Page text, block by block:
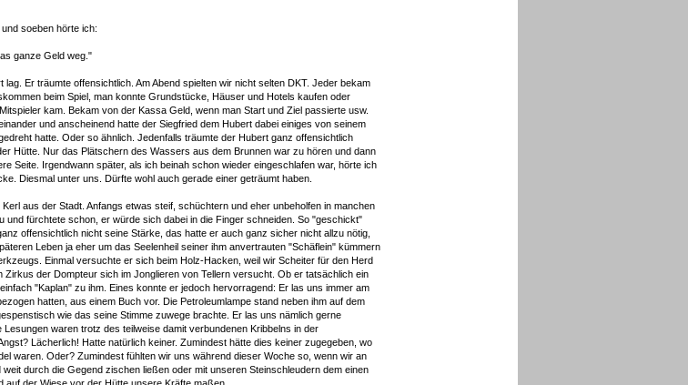
soeben hörte ich:
ganze Geld weg."
Er träumte offensichtlich. Am Abend spielten wir nicht selten DKT. Jeder bekam
beim Spiel, man konnte Grundstücke, Häuser und Hotels kaufen oder
kam. Bekam von der Kassa Geld, wenn man Start und Ziel passierte usw.
und anscheinend hatte der Siegfried dem Hubert dabei einiges von seinem
hatte. Oder so ähnlich. Jedenfalls träumte der Hubert ganz offensichtlich
Hütte. Nur das Plätschern des Wassers aus dem Brunnen war zu hören und dann
Seite. Irgendwann später, als ich beinah schon wieder eingeschlafen war, hörte ich
Diesmal unter uns. Dürfte wohl auch gerade einer geträumt haben.
aus der Stadt. Anfangs etwas steif, schüchtern und eher unbeholfen in manchen
und fürchtete schon, er würde sich dabei in die Finger schneiden. So "geschickt"
offensichtlich nicht seine Stärke, das hatte er auch ganz sicher nicht allzu nötig,
Leben ja eher um das Seelenheil seiner ihm anvertrauten "Schäflein" kümmern
Einmal versuchte er sich beim Holz-Hacken, weil wir Scheiter für den Herd
der Dompteur sich im Jonglieren von Tellern versucht. Ob er tatsächlich ein
"Kaplan" zu ihm. Eines konnte er jedoch hervorragend: Er las uns immer am
hatten, aus einem Buch vor. Die Petroleumlampe stand neben ihm auf dem
wie das seine Stimme zuwege brachte. Er las uns nämlich gerne
waren trotz des teilweise damit verbundenen Kribbelns in der
Lächerlich! Hatte natürlich keiner. Zumindest hätte dies keiner zugegeben, wo
waren. Oder? Zumindest fühlten wir uns während dieser Woche so, wenn wir an
durch die Gegend zischen ließen oder mit unseren Steinschleudern dem einen